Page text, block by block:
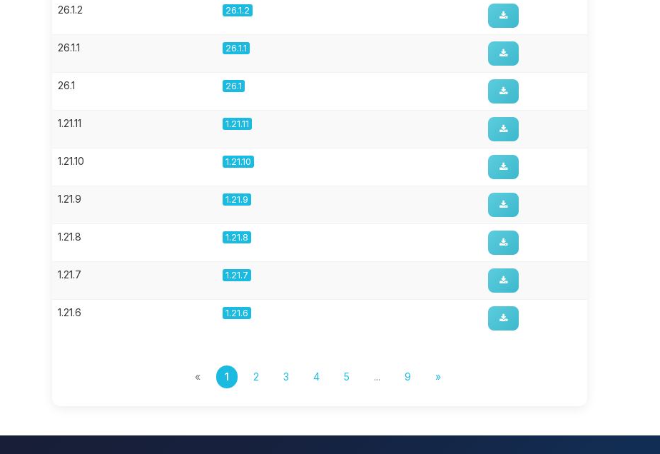
26.1.2 26.1.2
26.1.1 26.1.1
26.1 26.1
1.21.11 1.21.11
1.21.10 1.21.10
1.21.9 1.21.9
1.21.8 1.21.8
1.21.7 1.21.7
1.21.6 1.21.6
« 1 2 3 4 5 ... 9 »